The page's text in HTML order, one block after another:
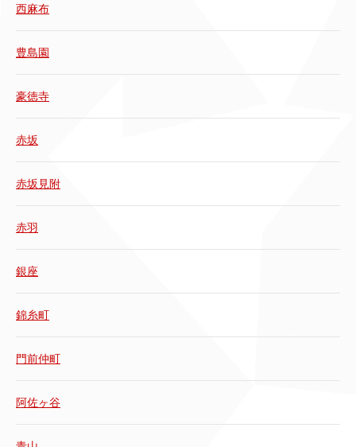
西麻布
豊島園
豪徳寺
赤坂
赤坂見附
赤羽
銀座
錦糸町
門前仲町
阿佐ヶ谷